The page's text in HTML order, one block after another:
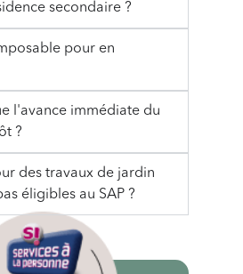
secondaire ?
pour en
l'avance immédiate du
?
des travaux de jardin
éligibles au SAP ?